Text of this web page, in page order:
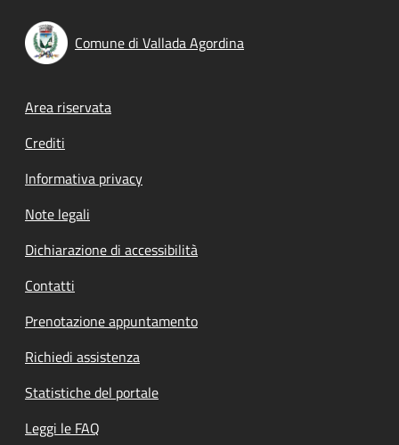
Comune di Vallada Agordina
Footer menu
Area riservata
Crediti
Informativa privacy
Note legali
Dichiarazione di accessibilità
Contatti
Prenotazione appuntamento
Richiedi assistenza
Statistiche del portale
Leggi le FAQ